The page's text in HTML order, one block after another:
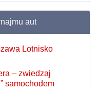
aut
Lotnisko
– zwiedzaj
samochodem